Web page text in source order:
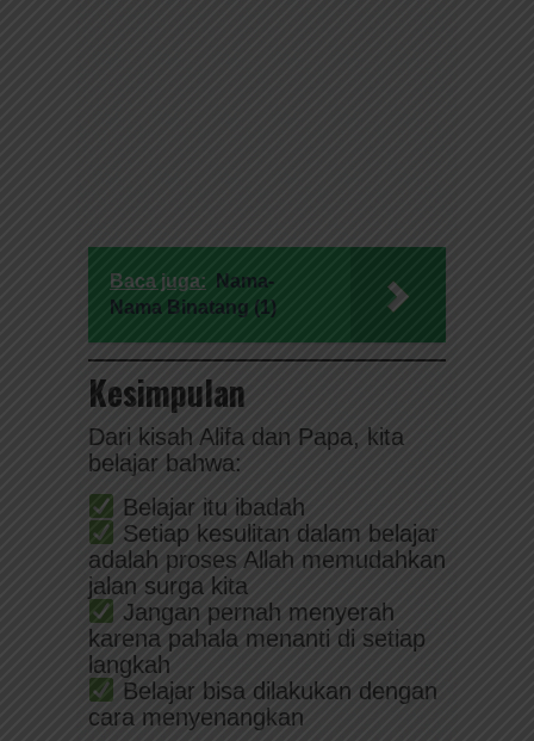
Baca juga:
Nama-
Nama Binatang (1)
Kesimpulan
Dari kisah Alifa dan Papa, kita
belajar bahwa:
Belajar itu ibadah
Setiap kesulitan dalam belajar
adalah proses Allah memudahkan
jalan surga kita
Jangan pernah menyerah
karena pahala menanti di setiap
langkah
Belajar bisa dilakukan dengan
cara menyenangkan